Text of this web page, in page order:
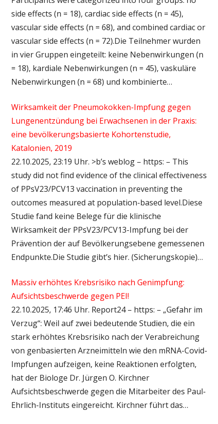
side effects (n = 18), cardiac side effects (n = 45),
vascular side effects (n = 68), and combined cardiac or
vascular side effects (n = 72).Die Teilnehmer wurden
in vier Gruppen eingeteilt: keine Nebenwirkungen (n
= 18), kardiale Nebenwirkungen (n = 45), vaskuläre
Nebenwirkungen (n = 68) und kombinierte…
Wirksamkeit der Pneumokokken-Impfung gegen
Lungenentzündung bei Erwachsenen in der Praxis:
eine bevölkerungsbasierte Kohortenstudie,
Katalonien, 2019
22.10.2025, 23:19 Uhr. >b’s weblog – https: – This
study did not find evidence of the clinical effectiveness
of PPsV23/PCV13 vaccination in preventing the
outcomes measured at population-based level.Diese
Studie fand keine Belege für die klinische
Wirksamkeit der PPsV23/PCV13-Impfung bei der
Prävention der auf Bevölkerungsebene gemessenen
Endpunkte.Die Studie gibt’s hier. (Sicherungskopie)…
Massiv erhöhtes Krebsrisiko nach Genimpfung:
Aufsichtsbeschwerde gegen PEI!
22.10.2025, 17:46 Uhr. Report24 – https: – „Gefahr im
Verzug“: Weil auf zwei bedeutende Studien, die ein
stark erhöhtes Krebsrisiko nach der Verabreichung
von genbasierten Arzneimitteln wie den mRNA-Covid-
Impfungen aufzeigen, keine Reaktionen erfolgten,
hat der Biologe Dr. Jürgen O. Kirchner
Aufsichtsbeschwerde gegen die Mitarbeiter des Paul-
Ehrlich-Instituts eingereicht. Kirchner führt das…